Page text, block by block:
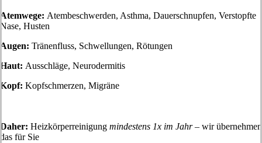
Atemwege: Atembeschwerden, Asthma, Dauerschnupfen, Verstopfte
Nase, Husten
Augen: Tränenfluss, Schwellungen, Rötungen
Haut: Ausschläge, Neurodermitis
Kopf: Kopfschmerzen, Migräne
Daher: Heizkörperreinigung mindestens 1x im Jahr– wir übernehmen
das für Sie